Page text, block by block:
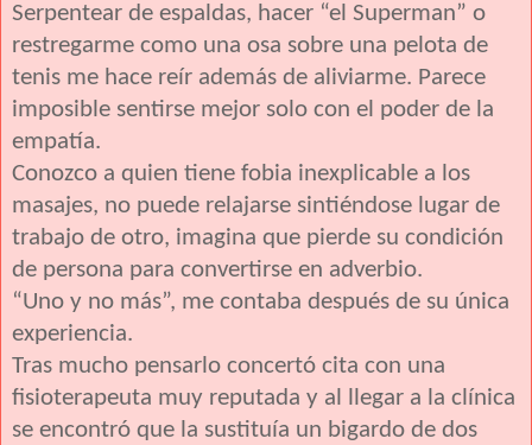
Serpentear de espaldas, hacer “el Superman” o
restregarme como una osa sobre una pelota de
tenis me hace reír además de aliviarme. Parece
imposible sentirse mejor solo con el poder de la
empatía.
Conozco a quien tiene fobia inexplicable a los
masajes, no puede relajarse sintiéndose lugar de
trabajo de otro, imagina que pierde su condición
de persona para convertirse en adverbio.
“Uno y no más”, me contaba después de su única
experiencia.
Tras mucho pensarlo concertó cita con una
fisioterapeuta muy reputada y al llegar a la clínica
se encontró que la sustituía un bigardo de dos